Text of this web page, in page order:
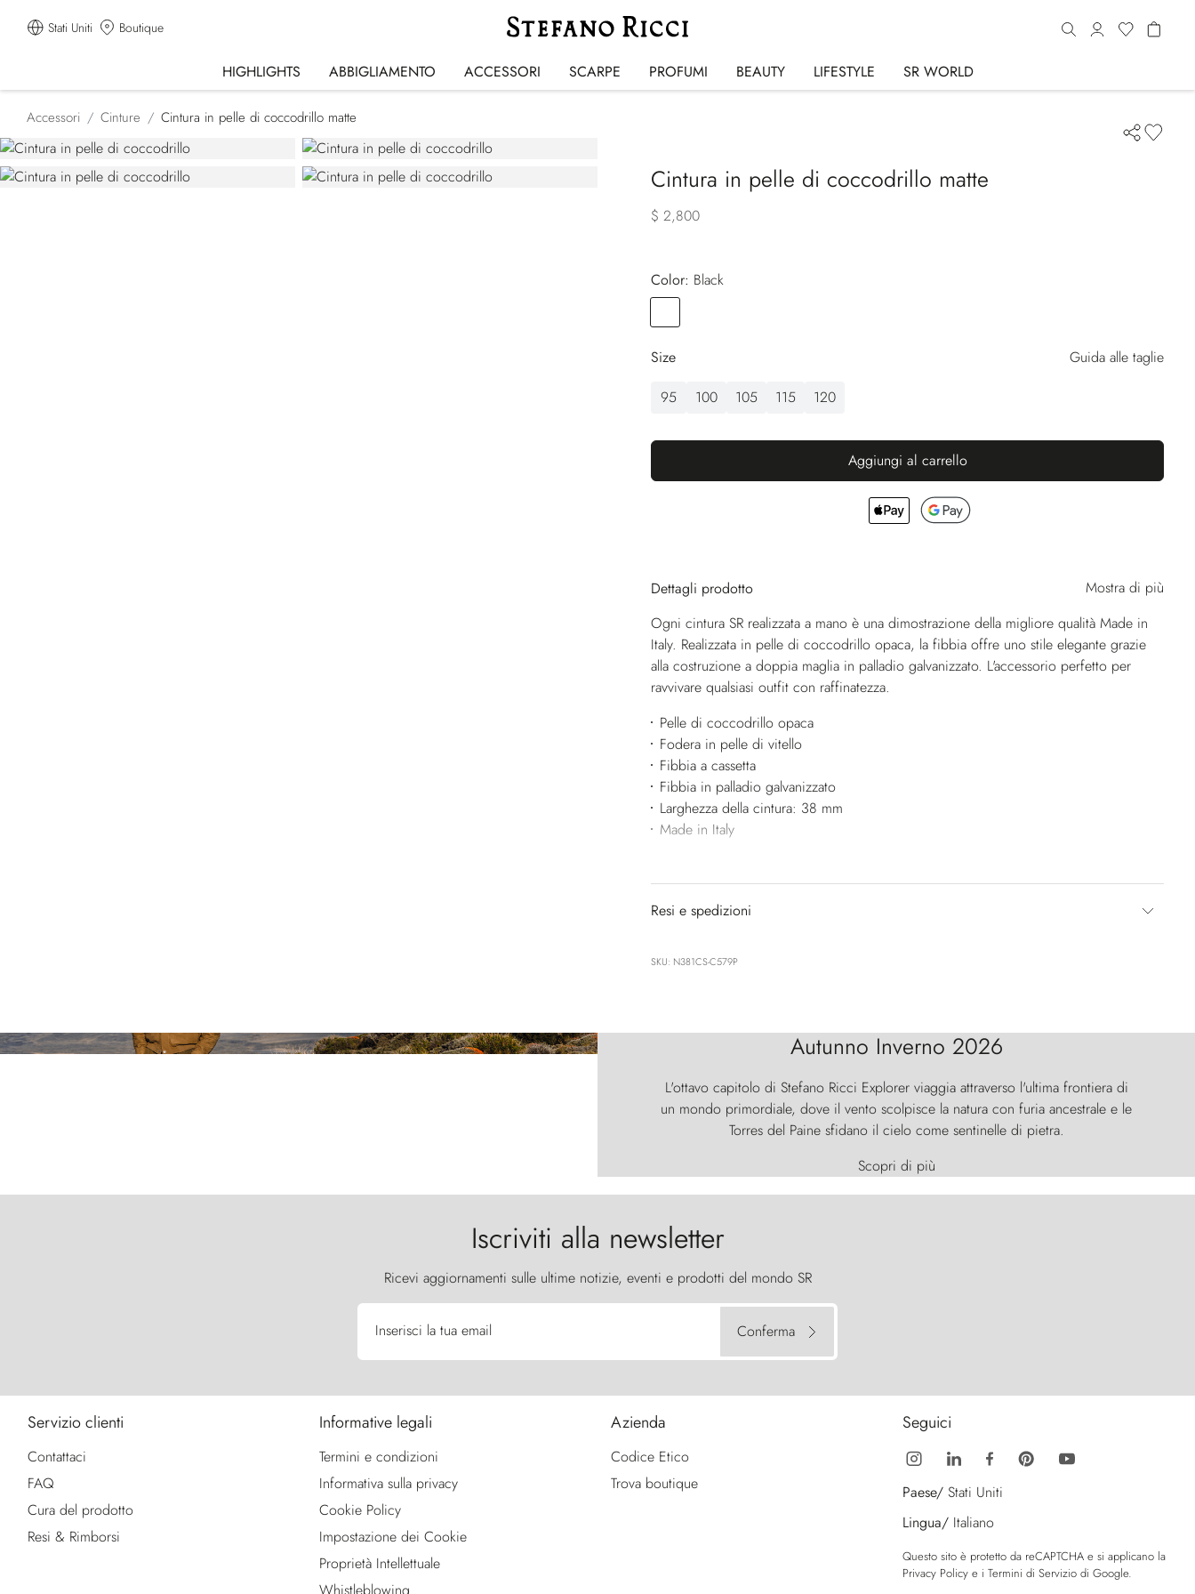
Stati Uniti Boutique
HIGHLIGHTS ABBIGLIAMENTO ACCESSORI SCARPE PROFUMI BEAUTY LIFESTYLE SR WORLD
Accessori Cinture Cintura in pelle di coccodrillo matte
Cintura in pelle di coccodrillo matte
$ 2,800
Color:
black
Size
Guida alle taglie
95
100 105 115 120
Aggiungi al carrello
Dettagli prodotto
Mostra di più
Ogni cintura SR realizzata a mano è una dimostrazione della migliore qualità Made in
Italy. Realizzata in pelle di coccodrillo opaca, la fibbia offre uno stile elegante grazie
alla costruzione a doppia maglia in palladio galvanizzato. L'accessorio perfetto per
ravvivare qualsiasi outfit con raffinatezza.
Pelle di coccodrillo opaca
Fodera in pelle di vitello
Fibbia a cassetta
Fibbia in palladio galvanizzato
Larghezza della cintura: 38 mm
Made in Italy
Resi e spedizioni
SKU: N381CS-C579P
Autunno Inverno 2026
L'ottavo capitolo di Stefano Ricci Explorer viaggia attraverso l'ultima frontiera di
un mondo primordiale, dove il vento scolpisce la natura con furia ancestrale e le
Torres del Paine sfidano il cielo come sentinelle di pietra.
Scopri di più
Iscriviti alla newsletter
Ricevi aggiornamenti sulle ultime notizie, eventi e prodotti del mondo SR
Inserisci la tua email Conferma
Servizio clienti
Contattaci
FAQ
Cura del prodotto
Resi & Rimborsi
Informative legali
Termini e condizioni
Informativa sulla privacy
Cookie Policy
Impostazione dei Cookie
Proprietà Intellettuale
Azienda
Codice Etico
Trova boutique
Seguici
Paese/ Stati Uniti
Lingua/ Italiano
Questo sito è protetto da reCAPTCHA e si applicano la
Privacy Policy e i Termini di Servizio di Google.